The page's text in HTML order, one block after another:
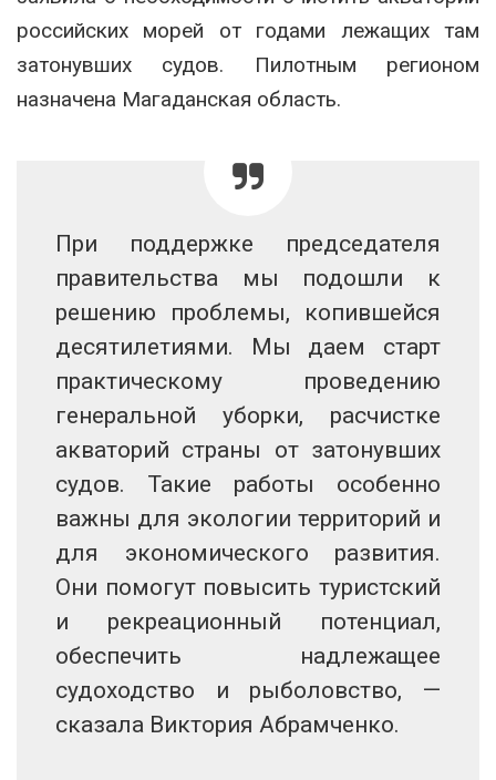
российских морей от годами лежащих там
затонувших судов. Пилотным регионом
назначена Магаданская область.
При поддержке председателя
правительства мы подошли к
решению проблемы, копившейся
десятилетиями. Мы даем старт
практическому проведению
генеральной уборки, расчистке
акваторий страны от затонувших
судов. Такие работы особенно
важны для экологии территорий и
для экономического развития.
Они помогут повысить туристский
и рекреационный потенциал,
обеспечить надлежащее
судоходство и рыболовство, —
сказала Виктория Абрамченко.